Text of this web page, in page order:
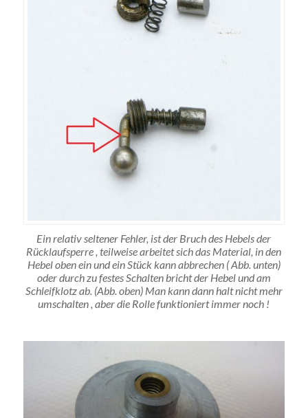
Ein relativ seltener Fehler, ist der Bruch des Hebels der
Rücklaufsperre , teilweise arbeitet sich das Material, in den
Hebel oben ein und ein Stück kann abbrechen ( Abb. unten)
oder durch zu festes Schalten bricht der Hebel und am
Schleifklotz ab. (Abb. oben) Man kann dann halt nicht mehr
umschalten , aber die Rolle funktioniert immer noch !